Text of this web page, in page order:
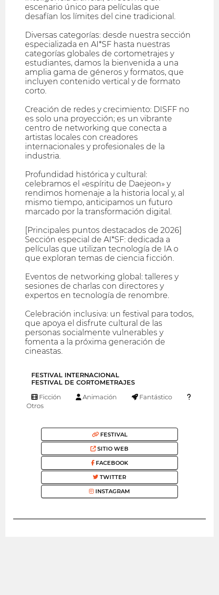
escenario único para películas que
desafían los límites del cine tradicional.
Diversas categorías: desde nuestra sección
especializada en AI*SF hasta nuestras
categorías globales de cortometrajes y
estudiantes, damos la bienvenida a una
amplia gama de géneros y formatos, que
incluyen contenido vertical y de formato
corto.
Creación de redes y crecimiento: DISFF no
es solo una proyección; es un vibrante
centro de networking que conecta a
artistas locales con creadores
internacionales y profesionales de la
industria.
Profundidad histórica y cultural:
celebramos el «espíritu de Daejeon» y
rendimos homenaje a la historia local y, al
mismo tiempo, anticipamos un futuro
marcado por la transformación digital.
[Principales puntos destacados de 2026]
Sección especial de AI*SF: dedicada a
películas que utilizan tecnología de IA o
que exploran temas de ciencia ficción.
Eventos de networking global: talleres y
sesiones de charlas con directores y
expertos en tecnología de renombre.
Celebración inclusiva: un festival para todos,
que apoya el disfrute cultural de las
personas socialmente vulnerables y
fomenta a la próxima generación de
cineastas.
FESTIVAL INTERNACIONAL
FESTIVAL DE CORTOMETRAJES
Ficción Animación
Fantástico
Otros
FESTIVAL
SITIO WEB
FACEBOOK
TWITTER
INSTAGRAM